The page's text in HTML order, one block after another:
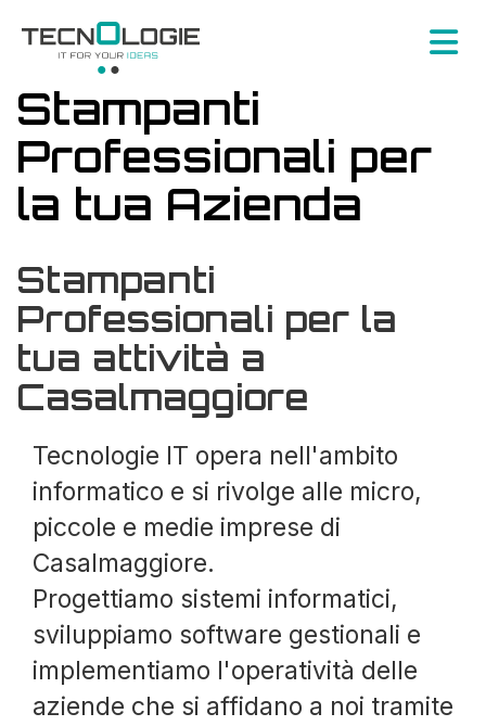
Stampanti
Professionali per
la tua Azienda
Stampanti
Professionali per la
tua attività a
Casalmaggiore
Tecnologie IT opera nell'ambito
informatico e si rivolge alle micro,
piccole e medie imprese di
Casalmaggiore.
Progettiamo sistemi informatici,
sviluppiamo software gestionali e
implementiamo l'operatività delle
aziende che si affidano a noi tramite